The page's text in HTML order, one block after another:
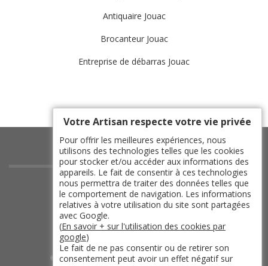
Antiquaire Jouac
Brocanteur Jouac
Entreprise de débarras Jouac
indisponible
indisponible
indisponible
©2019 - 2026 TOUT DROIT RÉSERVÉ -
Votre Artisan respecte votre vie privée
Pour offrir les meilleures expériences, nous
utilisons des technologies telles que les cookies
pour stocker et/ou accéder aux informations des
appareils. Le fait de consentir à ces technologies
nous permettra de traiter des données telles que
le comportement de navigation. Les informations
relatives à votre utilisation du site sont partagées
avec Google.
(En savoir + sur l'utilisation des cookies par
google)
Le fait de ne pas consentir ou de retirer son
consentement peut avoir un effet négatif sur